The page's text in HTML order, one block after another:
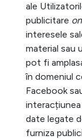
ale
publicitare
interesele
material sau
pot fi
în domeniul
Facebook
date legate
furniza